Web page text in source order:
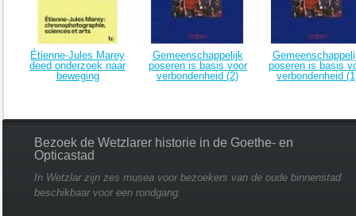
Étienne-Jules Marey
deed onderzoek naar
beweging
Gemeenschappelijk
poseren is basis voor
verbondenheid (2)
poseren is basis
verbondenheid
Bezoek de Wetzlarer historie in de Goethe- en
Opticastad
In Wetzlar zijn zes musea voor bezoekers van de oude binnenstad
beschikbaar voor een rondgang.